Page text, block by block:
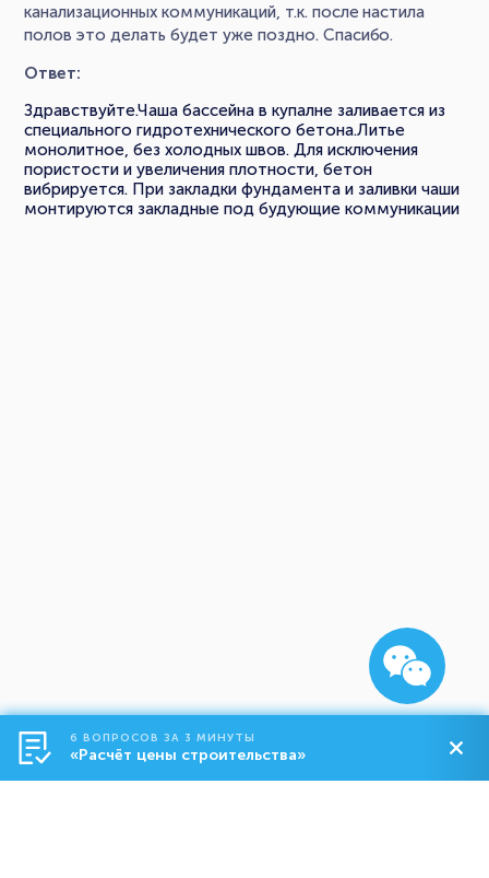
канализационных коммуникаций, т.к. после настила
полов это делать будет уже поздно. Спасибо.
Ответ:
Здравствуйте.Чаша бассейна в купалне заливается из
специального гидротехнического бетона.Литье
монолитное, без холодных швов. Для исключения
пористости и увеличения плотности, бетон
вибрируется. При закладки фундамента и заливки чаши
монтируются закладные под будующие коммуникации
6 ВОПРОСОВ ЗА 3 МИНУТЫ
«Расчёт цены строительства»